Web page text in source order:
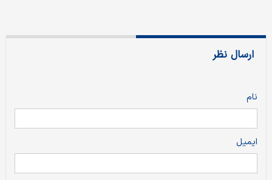
ارسال نظر
نام
ایمیل